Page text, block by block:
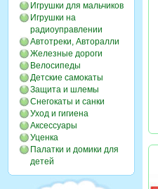
Игрушки для мальчиков
Игрушки на
радиоуправлении
Автотреки, Авторалли
Железные дороги
Велосипеды
Детские самокаты
Защита и шлемы
Снегокаты и санки
Уход и гигиена
Аксессуары
Уценка
Палатки и домики для
детей